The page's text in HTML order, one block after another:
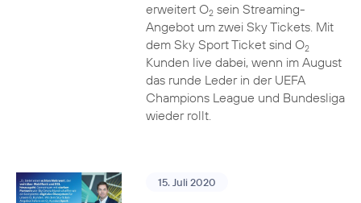
erweitert O2sein Streaming-
Angebot um zwei Sky Tickets. Mit
dem Sky Sport Ticket sind O2
Kunden live dabei, wenn im August
das runde Leder in der UEFA
Champions League und Bundesliga
wieder rollt.
15. Juli 2020